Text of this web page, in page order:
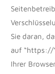
Sie daran,
auf “https://
Ihrer